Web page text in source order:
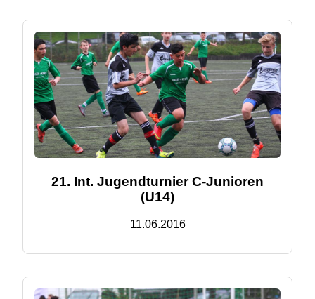
21. Int. Jugendturnier C-Junioren
(U14)
11.06.2016